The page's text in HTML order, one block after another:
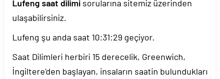
Lufeng saat dilimi sorularına sitemiz üzerinden
ulaşabilirsiniz.
Lufeng şu anda saat 10:31:29 geçiyor.
Saat Dilimleri herbiri 15 derecelik, Greenwich,
İngiltere'den başlayan, insaların saatin bulundukları